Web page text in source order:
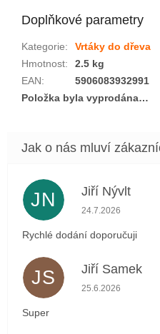
Doplňkové parametry
Kategorie:
Vrtáky do dřeva
Hmotnost:
2.5 kg
EAN:
5906083932991
Položka byla vyprodána…
JN Jiří Nývlt
Hodnocení
24.7.2026
Rychlé dodání doporučuji
JS Jiří Samek
Hodnocení
25.6.2026
Super